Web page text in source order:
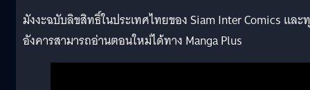
มังงะฉบับลิขสิทธิ์ในประเทศไทยของ Siam Inter Comics และ
อังคารสามารถอ่านตอนใหม่ได้ทาง Manga Plus